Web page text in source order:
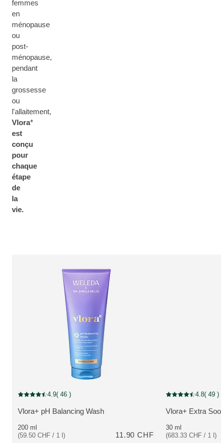
femmes
en
ménopause
ou
post-
ménopause,
pendant
la
grossesse
ou
l'allaitement,
Vlora+
est
conçu
pour
chaque
étape
de
la
vie.
PLUS:
Vlora+ pH Balancing Wash
Note actuelle : 4.9 sur 5 étoiles Noté par 46 clients
4.9( 46 )
200 ml
(59.50 CHF / 1 l)
11.90 CHF
PLUS:
Vlora+ Extra
Note actuelle : 4.8
4.8( 49 )
30 ml
(683.33 CHF / 1 l)